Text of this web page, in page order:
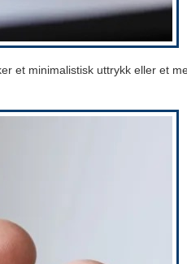
et minimalistisk uttrykk eller et